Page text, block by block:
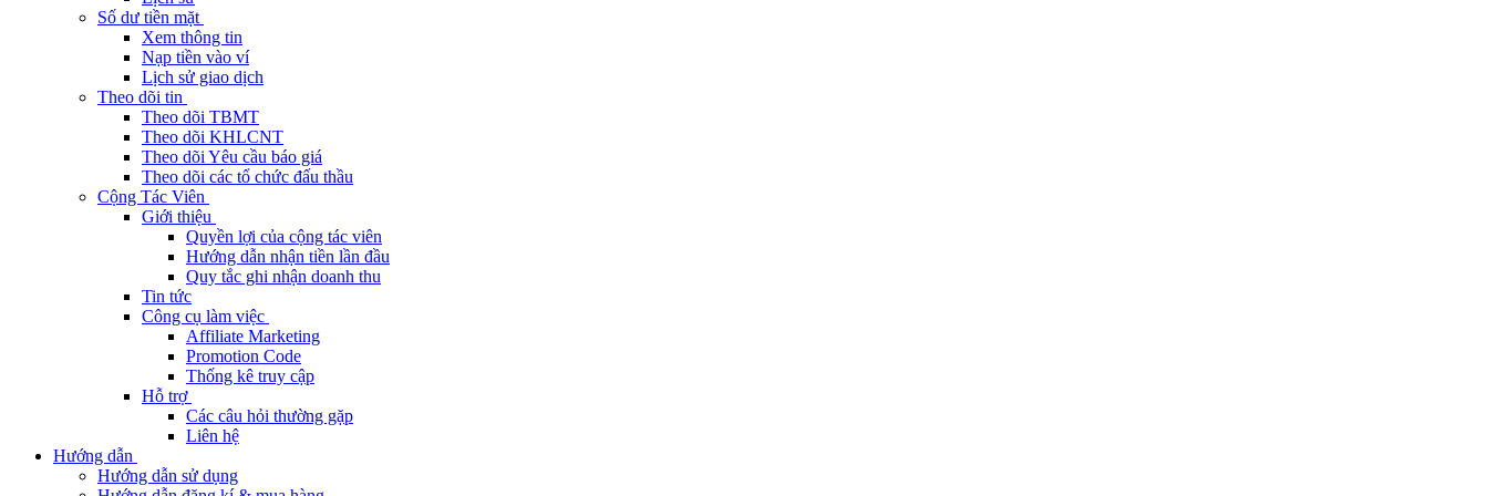
Số dư tiền mặt
Xem thông tin
Nạp tiền vào ví
Lịch sử giao dịch
Theo dõi tin
Theo dõi TBMT
Theo dõi KHLCNT
Theo dõi Yêu cầu báo giá
Theo dõi các tổ chức đấu thầu
Cộng Tác Viên
Giới thiệu
Quyền lợi của cộng tác viên
Hướng dẫn nhận tiền lần đầu
Quy tắc ghi nhận doanh thu
Tin tức
Công cụ làm việc
Affiliate Marketing
Promotion Code
Thống kê truy cập
Hỗ trợ
Các câu hỏi thường gặp
Liên hệ
Hướng dẫn
Hướng dẫn sử dụng